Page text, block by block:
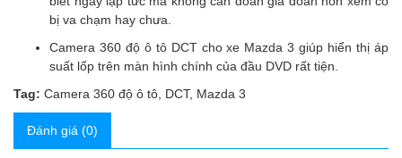
bị va chạm hay chưa.
Camera 360 độ ô tô DCT cho xe Mazda 3 giúp hiển thị áp
suất lốp trên màn hình chính của đầu DVD rất tiện.
Tag: Camera 360 độ ô tô DCT, Mazda 3
Đánh giá (0)